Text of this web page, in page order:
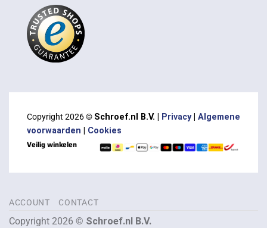
Copyright 2026 © Schroef.nl B.V. | Privacy| Algemene
voorwaarden
Cookies
Veilig winkelen
ACCOUNT CONTACT
Copyright 2026 © Schroef.nl B.V.